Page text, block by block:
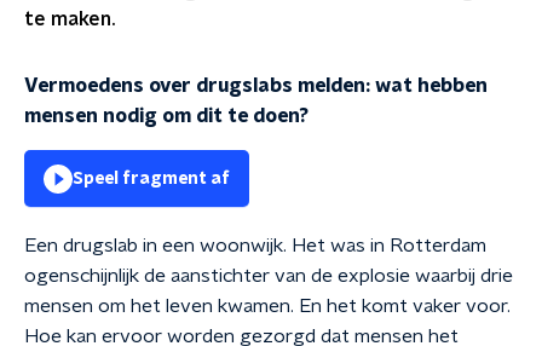
te maken.
Vermoedens over drugslabs melden: wat hebben
mensen nodig om dit te doen?
Speel fragment af
Een drugslab in een woonwijk. Het was in Rotterdam
ogenschijnlijk de aanstichter van de explosie waarbij drie
mensen om het leven kwamen. En het komt vaker voor.
Hoe kan ervoor worden gezorgd dat mensen het